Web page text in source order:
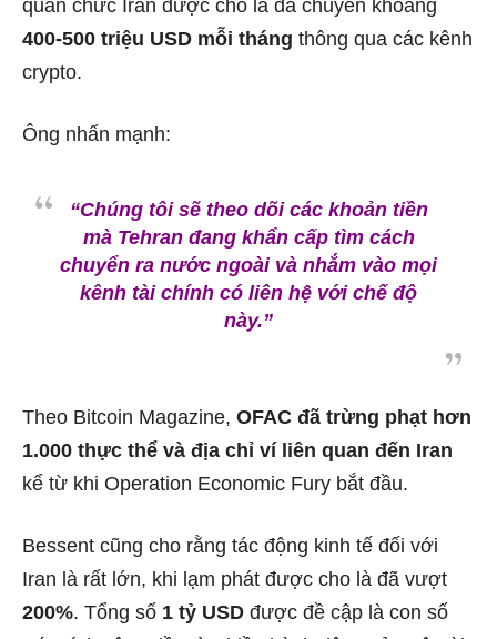
quan chức Iran được cho là đã chuyển khoảng
400-500 triệu USD mỗi tháng thông qua các kênh
crypto.
Ông nhấn mạnh:
“Chúng tôi sẽ theo dõi các khoản tiền
mà Tehran đang khẩn cấp tìm cách
chuyển ra nước ngoài và nhắm vào mọi
kênh tài chính có liên hệ với chế độ
này.”
Theo Bitcoin Magazine, OFAC đã trừng phạt hơn
1.000 thực thể và địa chỉ ví liên quan đến Iran
kể từ khi Operation Economic Fury bắt đầu.
Bessent cũng cho rằng tác động kinh tế đối với
Iran là rất lớn, khi lạm phát được cho là đã vượt
200%. Tổng số 1 tỷ USD được đề cập là con số